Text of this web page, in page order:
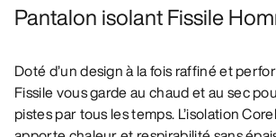
Pantalon isolant Fissile
Doté d’un design à la fois raffiné et
Fissile vous garde au chaud et au sec
pistes par tous les temps. L’isolation